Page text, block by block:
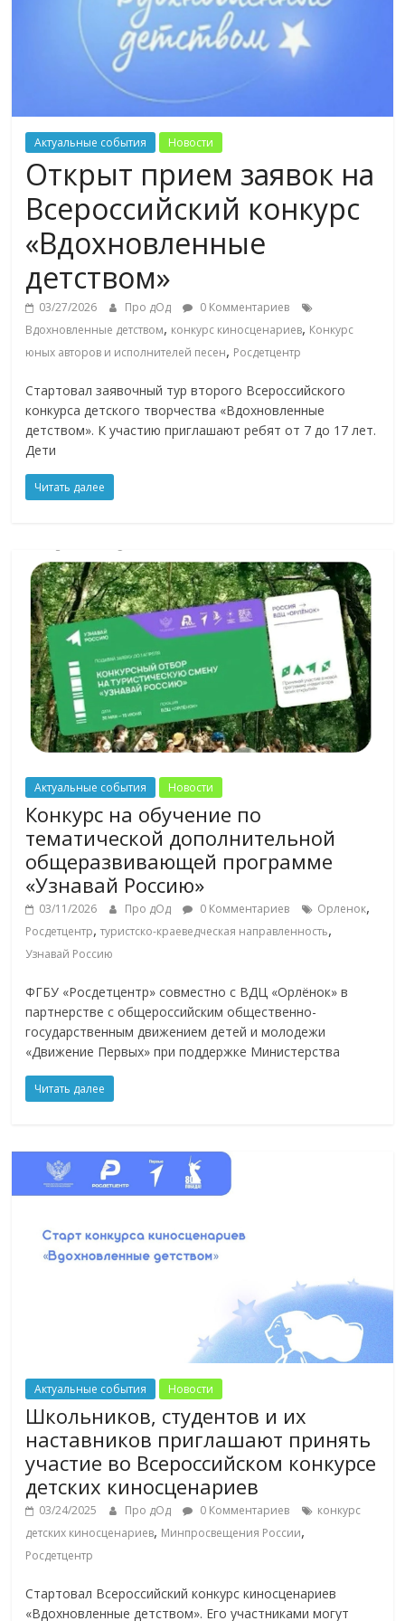
Актуальные события Новости
Открыт прием заявок на
Всероссийский конкурс
«Вдохновленные
детством»
03/27/2026 Про дОд
0 Комментариев
Вдохновленные детством, конкурс киносценариев, Конкурс
юных авторов и исполнителей песен, Росдетцентр
Стартовал заявочный тур второго Всероссийского
конкурса детского творчества «Вдохновленные
детством». К участию приглашают ребят от 7 до 17 лет.
Дети
Читать далее
Актуальные события Новости
Конкурс на обучение по
тематической дополнительной
общеразвивающей программе
«Узнавай Россию»
03/11/2026 Про дОд 0 Комментариев Орленок,
Росдетцентр,туристско-краеведческая направленность,
Узнавай Россию
ФГБУ «Росдетцентр» совместно с ВДЦ «Орлёнок» в
партнерстве с общероссийским общественно-
государственным движением детей и молодежи
«Движение Первых» при поддержке Министерства
Читать далее
Актуальные события Новости
Школьников, студентов и их
наставников приглашают принять
участие во Всероссийском конкурсе
детских киносценариев
03/24/2025 Про дОд 0 Комментариев
конкурс
детских киносценариев, Минпросвещения России,
Росдетцентр
Стартовал Всероссийский конкурс киносценариев
«Вдохновленные детством». Его участниками могут